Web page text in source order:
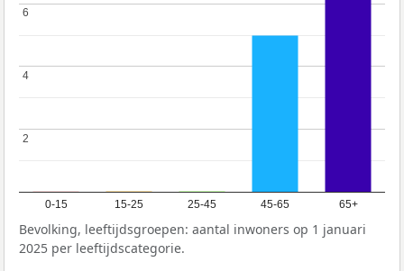
0-15 15-25 25-45 45-65 65+
2
2
4
4
6
6
Bevolking, leeftijdsgroepen: aantal inwoners op 1 januari
2025 per leeftijdscategorie.